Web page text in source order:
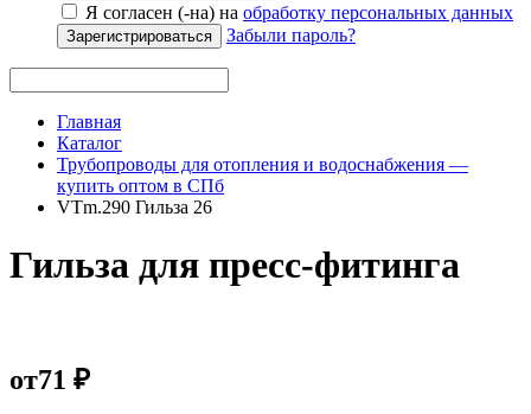
Я согласен (-на) на обработку персональных данных
Зарегистрироваться Забыли пароль?
Главная
Каталог
Трубопроводы для отопления и водоснабжения —
купить оптом в СПб
VTm.290 Гильза 26
Гильза для пресс-фитинга
от71 ₽